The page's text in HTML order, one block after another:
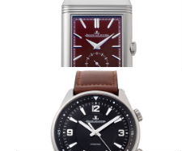
JAEGER-LECOULTRE
マスター・ウルトラスリム・パ
ーペチュアル エナメル
モードな深い赤
JAEGER-LECOULTRE
レベルソ・トリビュート・スモ
ールセコンド